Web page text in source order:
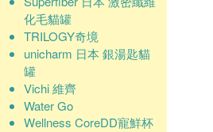
化毛貓罐
TRILOGY奇境
unicharm 日本 銀湯匙貓
罐
Vichi 維齊
Water Go
Wellness CoreDD寵鮮杯